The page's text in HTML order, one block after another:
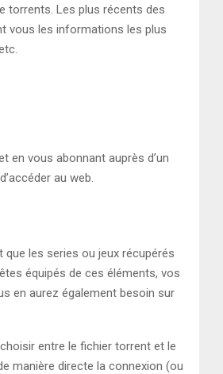
torrents. Les plus récents des
vous les informations les plus
en vous abonnant auprès d’un
au web.
les series ou jeux récupérés
équipés de ces éléments, vos
en aurez également besoin sur
entre le fichier torrent et le
manière directe la connexion (ou